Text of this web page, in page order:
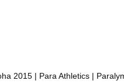
的確すぎた
2015 | Para Athletics |